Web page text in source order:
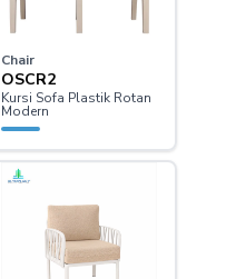
Chair
OSCR2
Kursi Sofa Plastik Rotan
Modern